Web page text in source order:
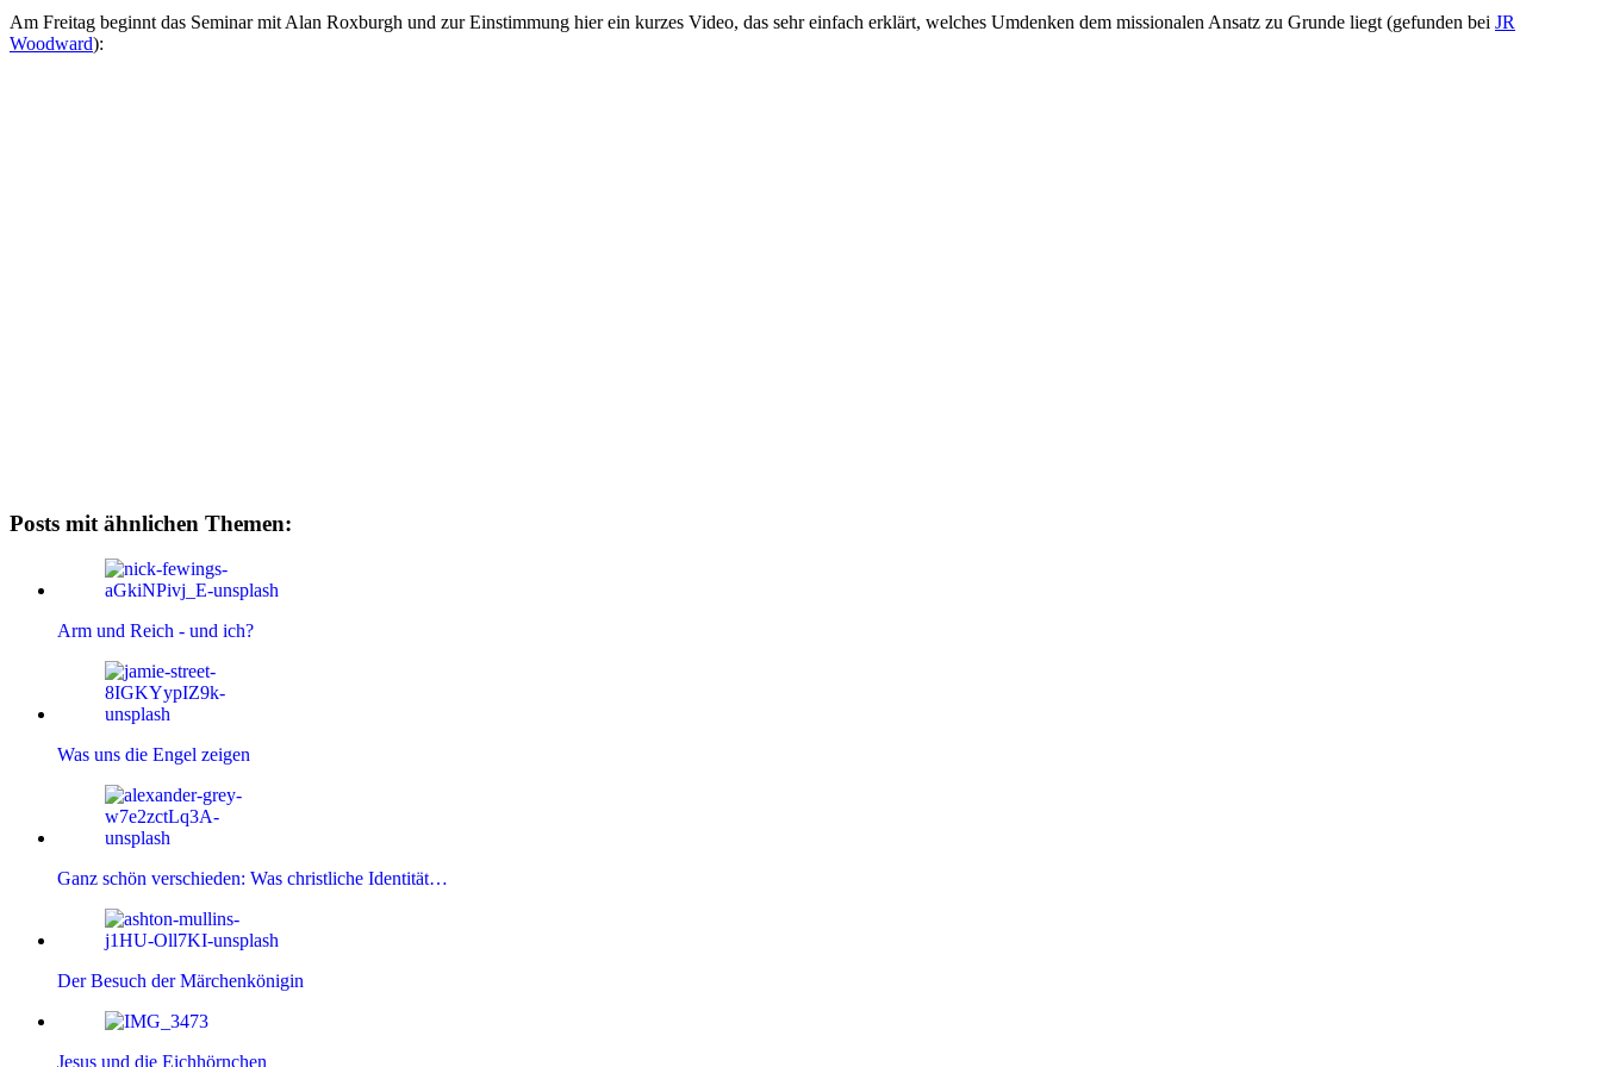
Am Freitag beginnt das Seminar mit Alan Roxburgh und zur Einstimmung hier ein kurzes Video, das sehr einfach erklärt, welches Umdenken dem missionalen Ansatz zu Grunde liegt (gefunden bei JR
Woodward):
Posts mit ähnlichen Themen:
Arm und Reich - und ich?
Was uns die Engel zeigen
Ganz schön verschieden: Was christliche Identität…
Der Besuch der Märchenkönigin
Jesus und die Eichhörnchen